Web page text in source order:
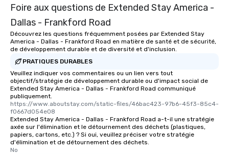
Foire aux questions de Extended Stay America -
Dallas - Frankford Road
Découvrez les questions fréquemment posées par Extended Stay
America - Dallas - Frankford Road en matière de santé et de sécurité,
de développement durable et de diversité et d'inclusion.
PRATIQUES DURABLES
Veuillez indiquer vos commentaires ou un lien vers tout
objectif/stratégie de développement durable ou d'impact social de
Extended Stay America - Dallas - Frankford Road communiqué
publiquement.
https://www.aboutstay.com/static-files/46bac423-97b6-45f3-85c4-
f0667d054e08
Extended Stay America - Dallas - Frankford Road a-t-il une stratégie
axée sur l'élimination et le détournement des déchets (plastiques,
papiers, cartons, etc.) ? Si oui, veuillez préciser votre stratégie
d'élimination et de détournement des déchets.
No